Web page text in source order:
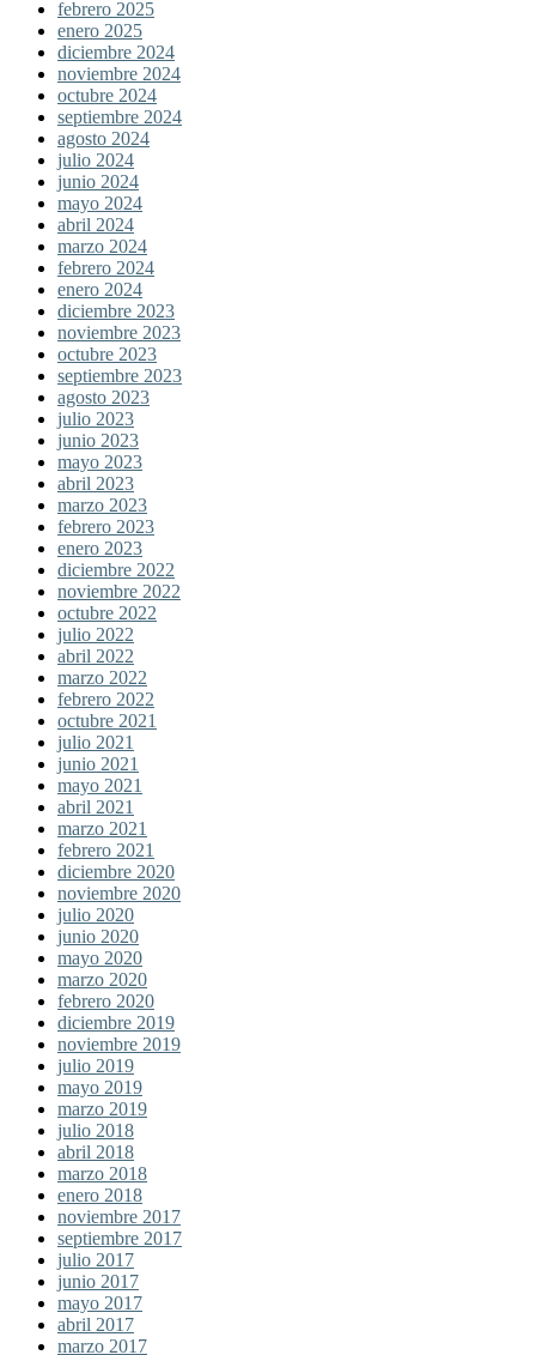
febrero 2025
enero 2025
diciembre 2024
noviembre 2024
octubre 2024
septiembre 2024
agosto 2024
julio 2024
junio 2024
mayo 2024
abril 2024
marzo 2024
febrero 2024
enero 2024
diciembre 2023
noviembre 2023
octubre 2023
septiembre 2023
agosto 2023
julio 2023
junio 2023
mayo 2023
abril 2023
marzo 2023
febrero 2023
enero 2023
diciembre 2022
noviembre 2022
octubre 2022
julio 2022
abril 2022
marzo 2022
febrero 2022
octubre 2021
julio 2021
junio 2021
mayo 2021
abril 2021
marzo 2021
febrero 2021
diciembre 2020
noviembre 2020
julio 2020
junio 2020
mayo 2020
marzo 2020
febrero 2020
diciembre 2019
noviembre 2019
julio 2019
mayo 2019
marzo 2019
julio 2018
abril 2018
marzo 2018
enero 2018
noviembre 2017
septiembre 2017
julio 2017
junio 2017
mayo 2017
abril 2017
marzo 2017